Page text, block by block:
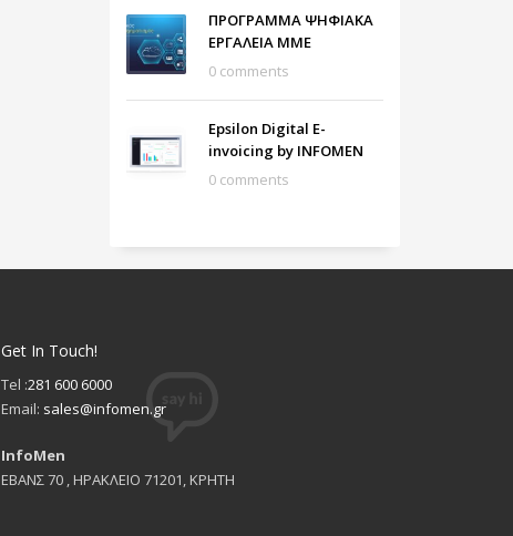
ΠΡΟΓΡΑΜΜΑ ΨΗΦΙΑΚΑ
ΕΡΓΑΛΕΙΑ ΜΜΕ
0 comments
Epsilon Digital E-
invoicing by INFOMEN
0 comments
Get In Touch!
Tel :281 600 6000
Email: sales@infomen.gr
InfoMen
ΕΒΑΝΣ 70 , ΗΡΑΚΛΕΙΟ 71201, ΚΡΗΤΗ